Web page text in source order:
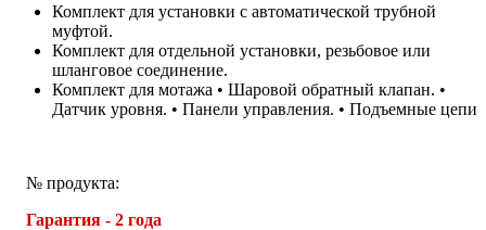
Комплект для установки с автоматической трубной
муфтой.
Комплект для отдельной установки, резьбовое или
шланговое соединение.
Комплект для мотажа • Шаровой обратный клапан. •
Датчик уровня. • Панели управления. • Подъемные цепи
№ продукта:
Гарантия - 2 года